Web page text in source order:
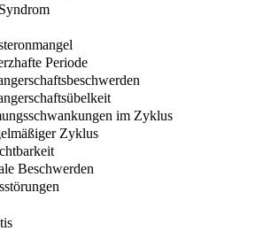
Periode
im Zyklus
Zyklus
Beschwerden